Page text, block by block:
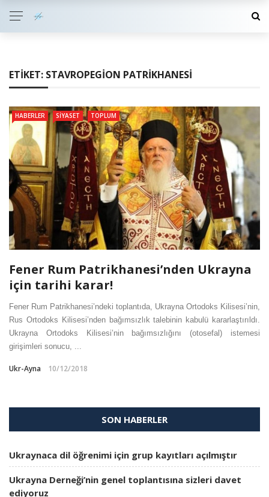
ETIKET: STAVROPEGION PATRIKHANESI
HABERLER SIYASET TOPLUM
Fener Rum Patrikhanesi’nden Ukrayna
için tarihi karar!
Fener Rum Patrikhanesi’ndeki toplantıda, Ukrayna Ortodoks Kilisesi’nin,
Rus Ortodoks Kilisesi’nden bağımsızlık talebinin kabulü kararlaştırıldı.
Ukrayna Ortodoks Kilisesi’nin bağımsızlığını (otosefal) istemesi
girişimleri sonucu, ...
Ukr-Ayna 10/12/2018
SON HABERLER
Ukraynaca dil öğrenimi için grup kayıtları açılmıştır
Ukrayna Derneği’nin genel toplantısına sizleri davet
ediyoruz